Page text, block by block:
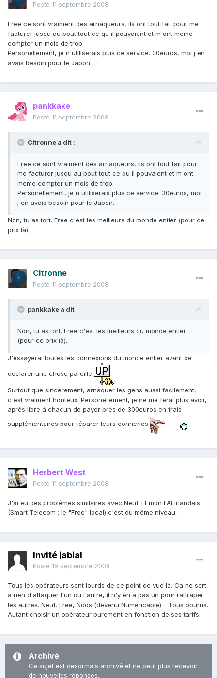
Posté 11 septembre 2008
Free ce sont vraiment des arnaqueurs, ils ont tout fait pour me
facturer jusqu au bout tout ce qu il pouvaient et m ont meme
compter un mois de trop.
Personellement, je n utiliserais plus ce service. 30euros, moi j en
avais besoin pour le Japon.
pankkake
Posté 11 septembre 2008
Citronne a dit :
Free ce sont vraiment des arnaqueurs, ils ont tout fait pour
me facturer jusqu au bout tout ce qu il pouvaient et m ont
meme compter un mois de trop.
Personellement, je n utiliserais plus ce service. 30euros, moi
j en avais besoin pour le Japon.
Non, tu as tort. Free c'est les meilleurs du monde entier (pour ce
prix là).
Citronne
Posté 11 septembre 2008
pankkake a dit :
Non, tu as tort. Free c'est les meilleurs du monde entier
(pour ce prix là).
J'essayerai toutes les connexions du monde entier avant de
declarer une chose pareille
Surtout que sincerement, arnaquer les gens aussi facilement,
c'est vraiment honteux. Personellement, je ne me ferai plus avoir,
après libre à chacun de payer près de 300euros en frais
supplémentaires pour réparer leurs conneries
Herbert West
Posté 11 septembre 2008
J'ai eu des problèmes similaires avec Neuf. Et mon FAI irlandais
(Smart Telecom ; le "Free" local) c'est du même niveau…
Invité jabial
Posté 19 septembre 2008
Tous les opérateurs sont lourds de ce point de vue là. Ca ne sert
à rien d'attaquer l'un ou l'autre, il n'y en a pas un pour rattraper
les autres. Neuf, Free, Noos (devenu Numéricable)… Tous pourris.
Autant choisir un opérateur purement en fonction de ses tarifs.
Archivé
Ce sujet est désormais archivé et ne peut plus recevoir
de nouvelles réponses.